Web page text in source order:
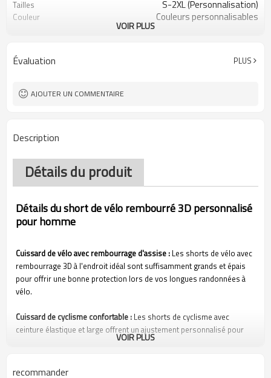
Tailles S-2XL (Personnalisation)
Couleur Couleurs personnalisables
90 % polyester, 10 % élasthanne
Conseils d'entretien
Quantité minimale de
1 pièce
VOIR PLUS
Évaluation PLUS
AJOUTER UN COMMENTAIRE
Description
Détails du produit
Détails du short de vélo rembourré 3D personnalisé
pour homme
Cuissard de vélo avec rembourrage d'assise : Les shorts de vélo avec
rembourrage 3D à l'endroit idéal sont suffisamment grands et épais
pour offrir une bonne protection lors de vos longues randonnées à
vélo.
Cuissard de cyclisme confortable : Les shorts de cyclisme avec
ceinture élastique et large offrent un ajustement personnalisé pour
vous garder au frais et à l'aise.
Pantalon de cyclisme à séchage rapide :
VOIR PLUS
recommander